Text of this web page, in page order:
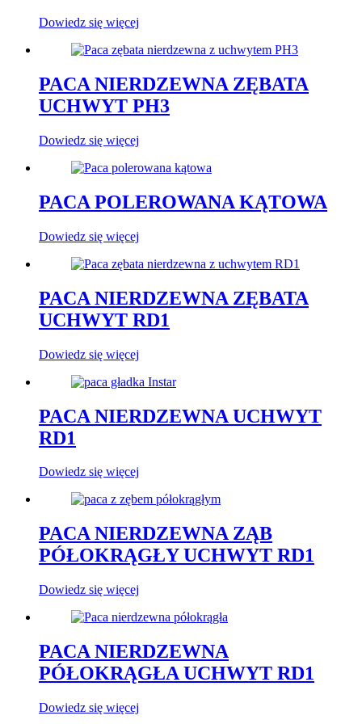
Dowiedz się więcej
PACA NIERDZEWNA ZĘBATA
UCHWYT PH3
Dowiedz się więcej
PACA POLEROWANA KĄTOWA
Dowiedz się więcej
PACA NIERDZEWNA ZĘBATA
UCHWYT RD1
Dowiedz się więcej
PACA NIERDZEWNA UCHWYT
RD1
Dowiedz się więcej
PACA NIERDZEWNA ZĄB
PÓŁOKRĄGŁY UCHWYT RD1
Dowiedz się więcej
PACA NIERDZEWNA
PÓŁOKRĄGŁA UCHWYT RD1
Dowiedz się więcej